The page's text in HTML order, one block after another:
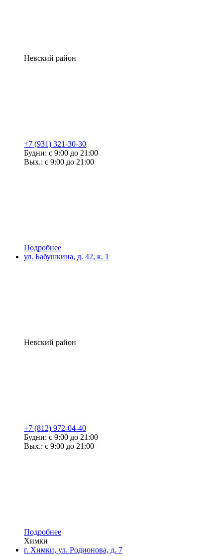
Невский район
+7 (931) 321-30-30
Будни: с 9:00 до 21:00
Вых.: с 9:00 до 21:00
Подробнее
ул. Бабушкина, д. 42, к. 1
Невский район
+7 (812) 972-04-40
Будни: с 9:00 до 21:00
Вых.: с 9:00 до 21:00
Подробнее
Химки
г. Химки, ул. Родионова, д. 7